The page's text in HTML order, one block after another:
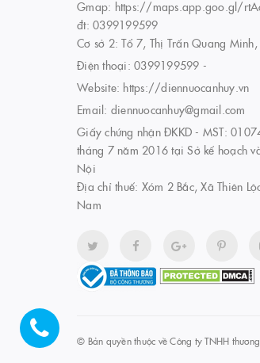
Gmap: https://maps.app.goo.gl/
đt: 0399199599
Cơ sở 2: Tổ 7, Thị Trấn Quang
Điện thoại: 0399199599 -
Website: https://diennuocanhuy.vn
Email: diennuocanhuy@gmail.com
Giấy chứng nhận ĐKKD - MST:
tháng 7 năm 2016 tại Sở kế hoạch
Nội
Địa chỉ thuế: Xóm 2 Bắc, Xã Thiên
Nam
© Bản quyền thuộc vềCông ty TNHH